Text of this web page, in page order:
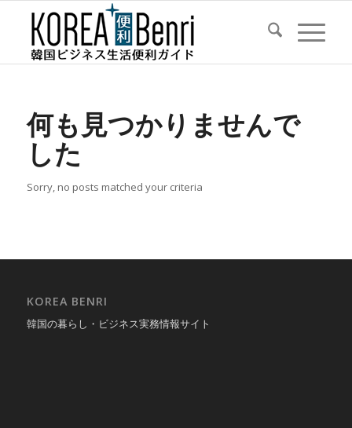
何も見つかりませんで
した
Sorry, no posts matched your criteria
KOREA BENRI
韓国の暮らし・ビジネス実務情報サイト